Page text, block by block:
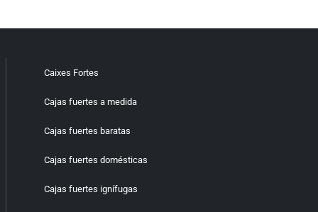
Caixes Fortes
Cajas fuertes a medida
Cajas fuertes baratas
Cajas fuertes domésticas
Cajas fuertes ignífugas